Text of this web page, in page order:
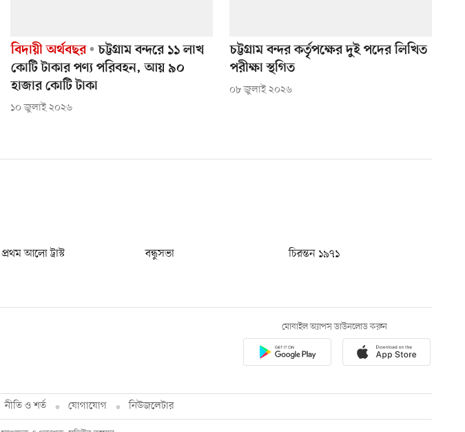
বিদায়ী অর্থবছর
চট্টগ্রাম বন্দরে ১১ লাখ
কোটি টাকার পণ্য পরিবহন, আয় ৯০
হাজার কোটি টাকা
১০ জুলাই ২০২৬
চট্টগ্রাম বন্দর কর্তৃপক্ষের দুই পদের লিখিত
পরীক্ষা স্থগিত
০৮ জুলাই ২০২৬
প্রথম আলো ট্রাস্ট বন্ধুসভা
চিরন্তন ১৯৭১
মোবাইল অ্যাপস ডাউনলোড করুন
নীতি ও শর্ত যোগাযোগ নিউজলেটার